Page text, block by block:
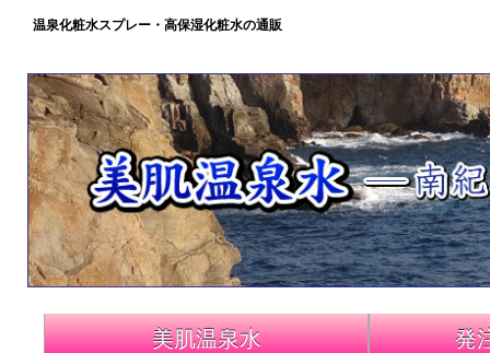
温泉化粧水スプレー・高保湿化粧水の通販
美肌温泉水 発